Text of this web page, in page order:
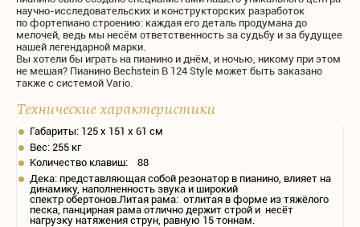
научно-исследовательских и конструкторских разработок
по фортепиано строению: каждая его деталь продумана до
мелочей, ведь мы несём ответственность за судьбу и за будущее
нашей легендарной марки.
Вы хотели бы играть на пианино и днём, и ночью, никому при этом
не мешая? Пианино Bechstein B 124 Style может быть заказано
также с системой Vario.
Технические характеристики
Габариты: 125 х 151 х 61 см
Вес: 255 кг
Количество клавиш: 88
Дека: представляющая собой резонатор в пианино, влияет на
динамику, наполненность звука и широкий
спектр обертонов.Литая рама: отлитая в форме из тяжёлого
песка, панцирная рама отлично держит строй и несёт
нагрузку натяжения струн, равную 15 тоннам.